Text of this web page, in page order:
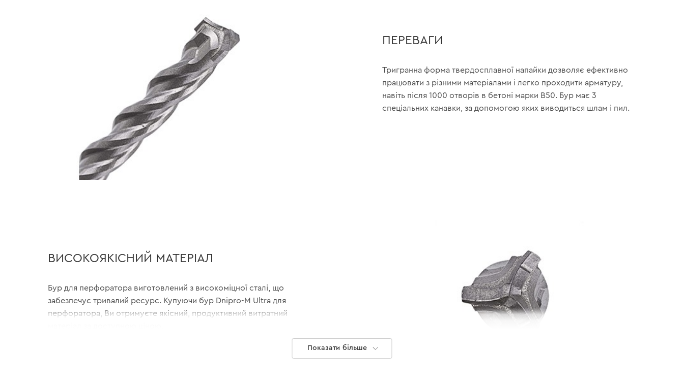
ПЕРЕВАГИ
Тригранна форма твердосплавної напайки дозволяє ефективно
працювати з різними матеріалами і легко проходити арматуру,
навіть після 1000 отворів в бетоні марки В50. Бур має 3
спеціальних канавки, за допомогою яких виводиться шлам і пил.
ВИСОКОЯКІСНИЙ МАТЕРІАЛ
Бур для перфоратора виготовлений з високоміцної сталі, що
забезпечує тривалий ресурс. Купуючи бур Dnipro-M Ultra для
перфоратора, Ви отримуєте якісний, продуктивний витратний
Показати більше